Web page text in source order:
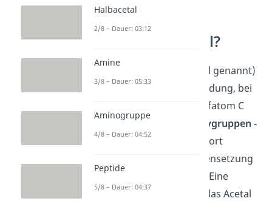
Was ist ein Acetal?
(auch Vollacetal genannt)
ist eine organische Verbindung, bei
der am selben Kohlenstoffatom C
zwei Alkoxy- oder Aryloxygruppen -
ORgebunden sind. Das Wort
stammt aus der Zusammensetzung
von
kohol. Eine
weitere Bezeichnung für das Acetal
Halbacetal
2/8 – Dauer: 03:12
Amine
3/8 – Dauer: 05:33
Aminogruppe
4/8 – Dauer: 04:52
Peptide
5/8 – Dauer: 04:37